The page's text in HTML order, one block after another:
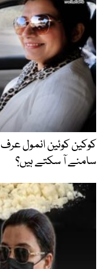
کوکین کوئین انمول عرف
سامنے آ سکتے ہیں؟